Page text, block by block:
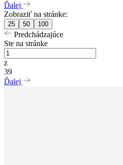
Ďalej
Zobraziť na stránke:
25 50 100
Predchádzajúce
Ste na stránke
z
39
Ďalej